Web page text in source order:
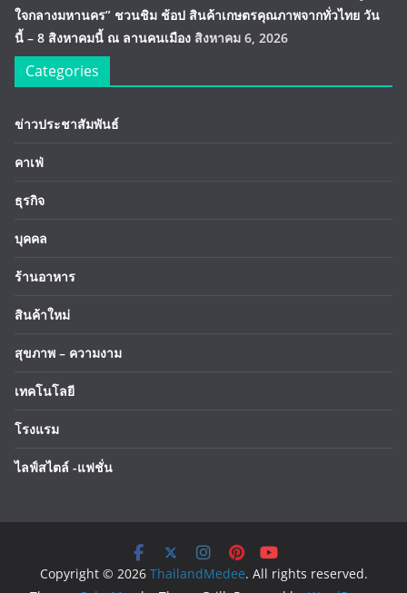
ใจกลางมหานคร” ชวนชิม ช้อป สินค้าเกษตรคุณภาพจากทั่วไทย วัน
นี้ – 8 สิงหาคมนี้ ณ ลานคนเมือง สิงหาคม 6, 2026
Categories
ข่าวประชาสัมพันธ์
คาเฟ่
ธุรกิจ
บุคคล
ร้านอาหาร
สินค้าใหม่
สุขภาพ – ความงาม
เทคโนโลยี
โรงแรม
ไลฟ์สไตล์ -แฟชั่น
Copyright © 2026 ThailandMedee. All rights reserved.